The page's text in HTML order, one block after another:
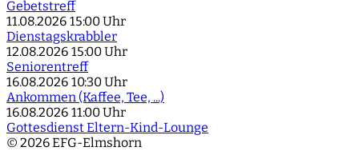
Gebetstreff
11.08.2026 15:00 Uhr
Dienstagskrabbler
12.08.2026 15:00 Uhr
Seniorentreff
16.08.2026 10:30 Uhr
Ankommen (Kaffee, Tee, ...)
16.08.2026 11:00 Uhr
Gottesdienst Eltern-Kind-Lounge
© 2026 EFG-Elmshorn